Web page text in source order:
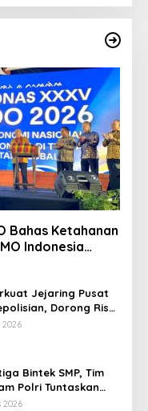
Bahas Ketahanan
Indonesia
Lintas
Jejaring Pusat
Dorong Riset
Kebijakan dan
Bintek SMP, Tim
Polri Tuntaskan
Pola
2026